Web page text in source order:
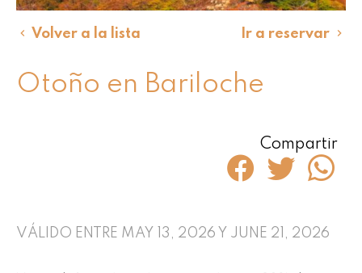
Volver a la lista Ir a reservar
Otoño en Bariloche
Compartir
VÁLIDO ENTRE MAY 13, 2026 Y JUNE 21, 2026